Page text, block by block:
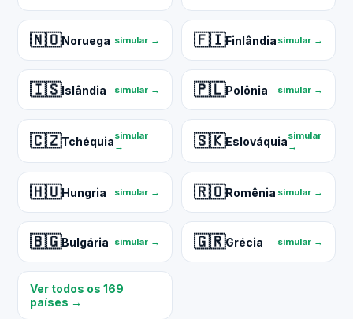
🇳🇴Noruega simular → 🇫🇮Finlândia simular →
🇮🇸Islândia simular → 🇵🇱Polônia simular →
🇨🇿Tchéquiasimular
→
🇸🇰Eslováquiasimular
→
🇭🇺Hungria simular → 🇷🇴Romênia simular →
🇧🇬Bulgária simular → 🇬🇷Grécia simular →
Ver todos os 169
países →